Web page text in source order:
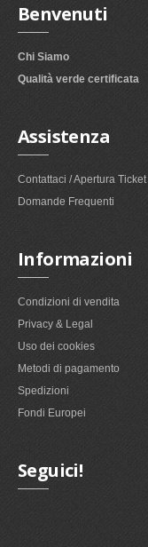
Benvenuti
Chi Siamo
Qualità verde certificata
Assistenza
Contattaci / Apertura Ticket
Domande Frequenti
Informazioni
Condizioni di vendita
Privacy & Legal
Uso dei cookies
Metodi di pagamento
Spedizioni
Fondi Europei
Seguici!